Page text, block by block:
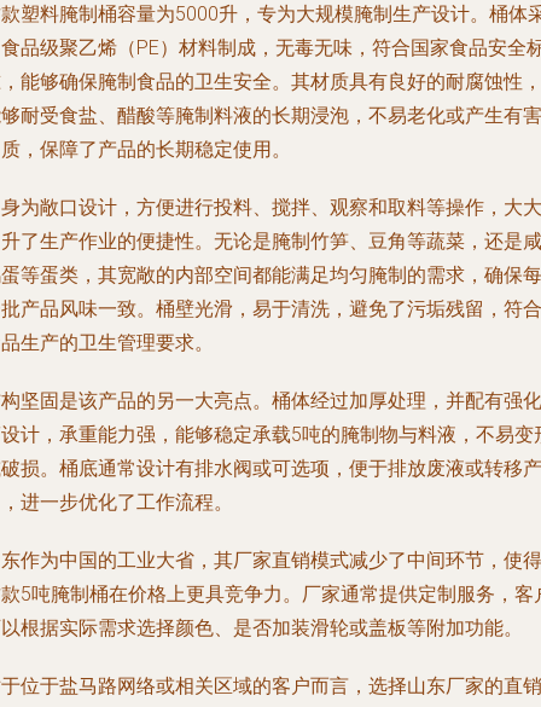
塑料腌制桶容量为5000升，专为大规模腌制生产设计。桶体
品级聚乙烯（PE）材料制成，无毒无味，符合国家食品安全
能够确保腌制食品的卫生安全。其材质具有良好的耐腐蚀性，
耐受食盐、醋酸等腌制料液的长期浸泡，不易老化或产生有害
，保障了产品的长期稳定使用。
为敞口设计，方便进行投料、搅拌、观察和取料等操作，大大
了生产作业的便捷性。无论是腌制竹笋、豆角等蔬菜，还是咸
等蛋类，其宽敞的内部空间都能满足均匀腌制的需求，确保每
产品风味一致。桶壁光滑，易于清洗，避免了污垢残留，符合
生产的卫生管理要求。
坚固是该产品的另一大亮点。桶体经过加厚处理，并配有强化
计，承重能力强，能够稳定承载5吨的腌制物与料液，不易变
损。桶底通常设计有排水阀或可选项，便于排放废液或转移产
进一步优化了工作流程。
作为中国的工业大省，其厂家直销模式减少了中间环节，使得
5吨腌制桶在价格上更具竞争力。厂家通常提供定制服务，客
根据实际需求选择颜色、是否加装滑轮或盖板等附加功能。
位于盐马路网络或相关区域的客户而言，选择山东厂家的直销